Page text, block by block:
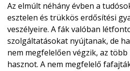
Az elmúlt néhány évben a
esztelen és trükkös erdősítési
veszélyeire. A fák valóban
szolgáltatásokat nyújtanak, de
nem megfelelően végzik, az
hasznot. A nem megfelelő